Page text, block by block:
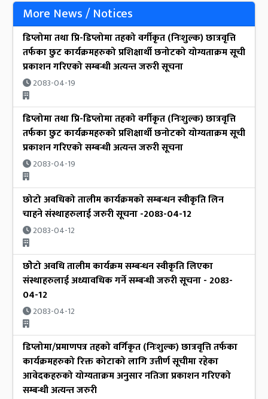
More News / Notices
डिप्लोमा तथा प्रि-डिप्लोमा तहको वर्गीकृत (निःशुल्क) छात्रवृत्ति
तर्फका छुट कार्यक्रमहरुको प्रशिक्षार्थी छनोटको योग्यताक्रम सूची
प्रकाशन गरिएको सम्बन्धी अत्यन्त जरुरी सूचना
2083-04-19
डिप्लोमा तथा प्रि-डिप्लोमा तहको वर्गीकृत (निःशुल्क) छात्रवृत्ति
तर्फका छुट कार्यक्रमहरुको प्रशिक्षार्थी छनोटको योग्यताक्रम सूची
प्रकाशन गरिएको सम्बन्धी अत्यन्त जरुरी सूचना
2083-04-19
छोटो अवधिको तालीम कार्यक्रमको सम्बन्धन स्वीकृति लिन
चाहने संस्थाहरुलाई जरुरी सूचना -2083-04-12
2083-04-12
छोेटो अवधि तालीम कार्यक्रम सम्बन्धन स्वीकृति लिएका
संस्थाहरुलाई अध्यावधिक गर्ने सम्बन्धी जरुरी सूचना - 2083-
04-12
2083-04-12
डिप्लोमा/प्रमाणपत्र तहको वर्गिकृत (निःशुल्क) छात्रवृत्ति तर्फका
कार्यक्रमहरुको रिक्त कोटाको लागि उत्तीर्ण सूचीमा रहेका
आवेदकहरुको योग्यताक्रम अनुसार नतिजा प्रकाशन गरिएको
सम्बन्धी अत्यन्त जरुरी